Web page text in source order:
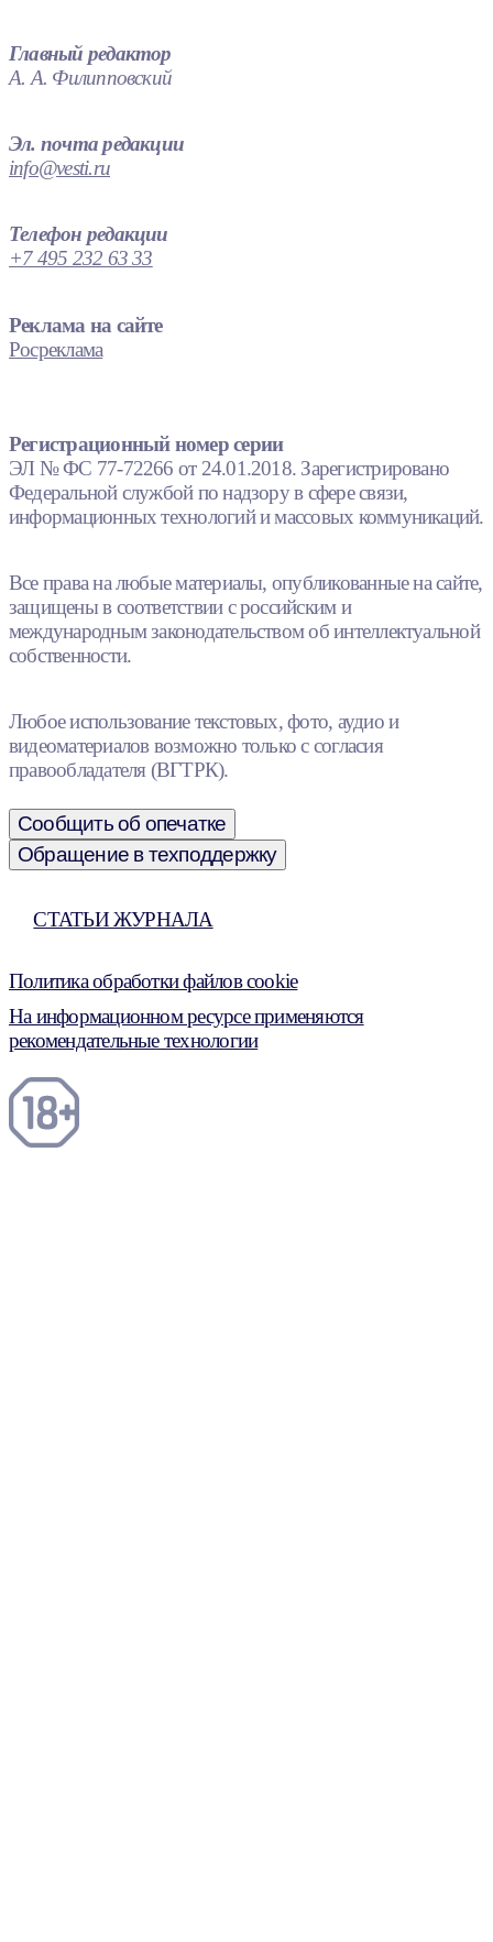
Главный редактор
А. А. Филипповский
Эл. почта редакции
info@vesti.ru
Телефон редакции
+7 495 232 63 33
Реклама на сайте
Росреклама
Регистрационный номер серии
ЭЛ № ФС 77-72266 от 24.01.2018. Зарегистрировано
Федеральной службой по надзору в сфере связи,
информационных технологий и массовых коммуникаций.
Все права на любые материалы, опубликованные на сайте,
защищены в соответствии с российским и
международным законодательством об интеллектуальной
собственности.
Любое использование текстовых, фото, аудио и
видеоматериалов возможно только с согласия
правообладателя (ВГТРК).
Сообщить об опечатке
Обращение в техподдержку
СТАТЬИ ЖУРНАЛА
Политика обработки файлов cookie
На информационном ресурсе применяются
рекомендательные технологии